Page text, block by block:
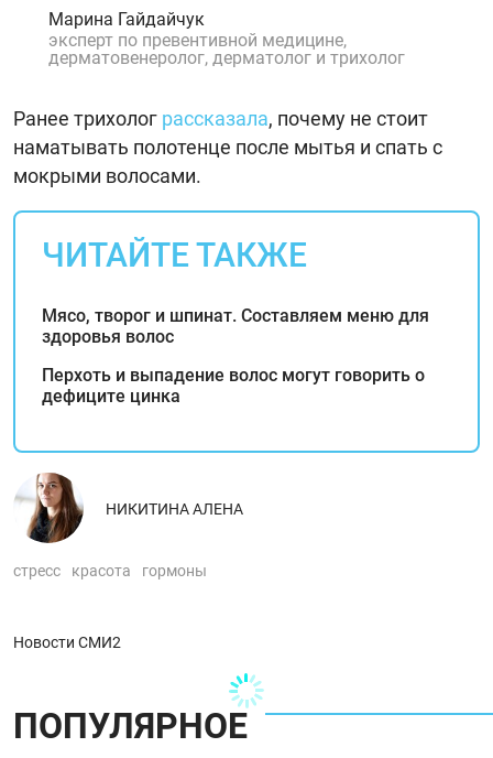
Марина Гайдайчук
эксперт по превентивной медицине,
дерматовенеролог, дерматолог и трихолог
Ранее трихолог рассказала, почему не стоит
наматывать полотенце после мытья и спать с
мокрыми волосами.
ЧИТАЙТЕ ТАКЖЕ
Мясо, творог и шпинат. Составляем меню для
здоровья волос
Перхоть и выпадение волос могут говорить о
дефиците цинка
НИКИТИНА АЛЕНА
стресс красота гормоны
Новости СМИ2
ПОПУЛЯРНОЕ